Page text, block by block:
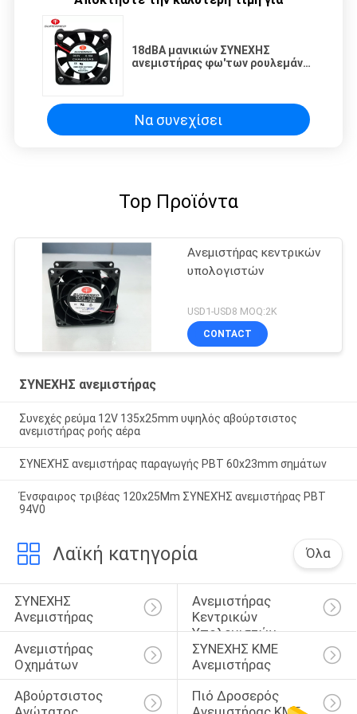
18dBA μανικιών ΣΥΝΕΧΗΣ
ανεμιστήρας φω'των ρουλεμάν
Να συνεχίσει
Top Προϊόντα
Ανεμιστήρας κεντρικών
υπολογιστών
USD1-USD8 MOQ:2K
CONTACT
ΣΥΝΕΧΗΣ ανεμιστήρας
Συνεχές ρεύμα 12V 135x25mm υψηλός αβούρτσιστος
ανεμιστήρας ροής αέρα
ΣΥΝΕΧΉΣ ανεμιστήρας παραγωγής PBT 60x23mm σημάτων
Ένσφαιρος τριβέας 120x25Mm ΣΥΝΕΧΉΣ ανεμιστήρας PBT
94V0
Λαϊκή κατηγορία Όλα
ΣΥΝΕΧΗΣ
Ανεμιστήρας
Ανεμιστήρας
Κεντρικών
Υπολογιστών
Ανεμιστήρας
Οχημάτων
ΣΥΝΕΧΗΣ ΚΜΕ
Ανεμιστήρας
Αβούρτσιστος
Πιό Δροσερός